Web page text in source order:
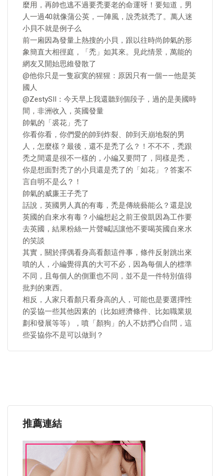
麼用，再帥也逃不過要禿要老的命運呀！要知道，男
人一過40就像蒲公英，一陣風，說禿就禿了。萬人迷
小貝不就是例子么
前一廂因為發量上熱搜的小貝，跟以往時尚帥氣的形
象簡直大相徑庭，「禿」如其來。見此情景，萬能的
網友又開始思維發散了
@他你只是一隻寂寞的猩猩：原因只有一個——他是英
國人
@ZestySII：今天早上我還聽到個段子，過的是美國時
間，非洲收入，英國發量
帥氣的「裘花」禿了
你看你看，你們愛的帥到炸裂、帥到天崩地裂的男
人，怎麼樣？最後，還不是禿了么？！不不不，禿跟
禿之間還是很不一樣的，小編又要問了，同樣是禿，
你是想面對禿了的小貝還是禿了的「如花」？答案不
言自明不是么？！
帥氣的威廉王子禿了
話說，英國男人真的有毒，禿是傳統藝能么？還是說
英國的自來水有毒？小編想起之前王俊凱因為工作要
去英國，結果粉絲一片聲喊話讓他不要喝英國自來水
的笑談
其實，關於擇偶看身高看顏這件事，條件反射跳出來
噴的人，小編覺得真的大可不必，因為每個人的標準
不同，且每個人的側重也不同，並不是一件特別值得
批判的東西。
相反，人家只看顏只看身高的人，可能也是要選擇性
的妥協一些其他因素的（比如經濟條件、比如職業規
劃和發展等等），噴「顏狗」的人不妨捫心自問，這
些妥協你不是可以做到？
推薦連結